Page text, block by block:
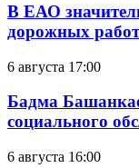
В ЕАО
дорожных работ
6 августа 17:00
Бадма
социального
6 августа 16:00